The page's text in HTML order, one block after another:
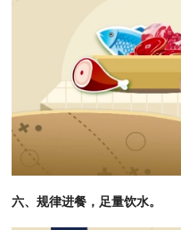
六、规律进餐，足量饮水。